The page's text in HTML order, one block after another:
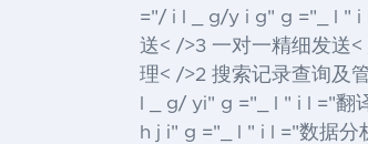
="/ i l _ g/y i g" g ="_ l " i
送< />3 一对一精细发送
理< />2 搜索记录查询及
l _ g/ yi" g ="_ l " i l ="翻
h j i" g ="_ l " i l ="数据分